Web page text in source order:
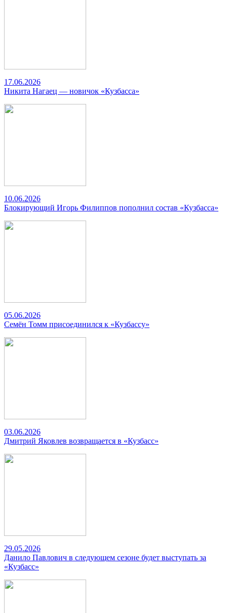
17.06.2026
Никита Нагаец — новичок «Кузбасса»
10.06.2026
Блокирующий Игорь Филиппов пополнил состав «Кузбасса»
05.06.2026
Семён Томм присоединился к «Кузбассу»
03.06.2026
Дмитрий Яковлев возвращается в «Кузбасс»
29.05.2026
Данило Павлович в следующем сезоне будет выступать за
«Кузбасс»